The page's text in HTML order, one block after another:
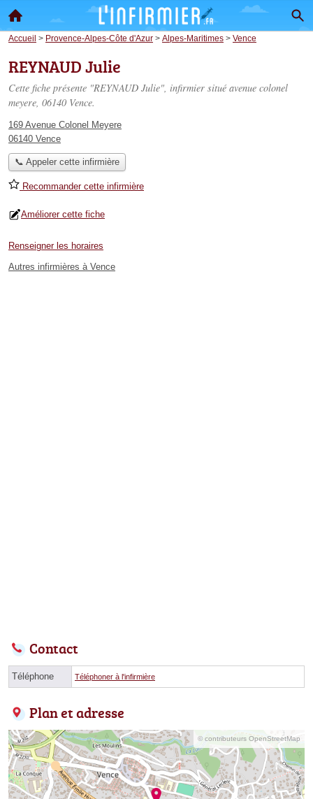
Accueil > Provence-Alpes-Côte d'Azur > Alpes-Maritimes > Vence
REYNAUD Julie
Cette fiche présente "REYNAUD Julie", infirmier situé avenue colonel
meyere, 06140 Vence.
169 Avenue Colonel Meyere
06140 Vence
📞 Appeler cette infirmière
Recommander cette infirmière
Améliorer cette fiche
Renseigner les horaires
Autres infirmières à Vence
Contact
Téléphone Téléphoner à l'infirmière
Plan et adresse
© contributeurs OpenStreetMap